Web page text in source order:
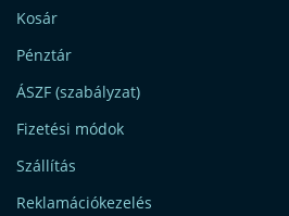
Kosár
Pénztár
ÁSZF (szabályzat)
Fizetési módok
Szállítás
Reklamációkezelés